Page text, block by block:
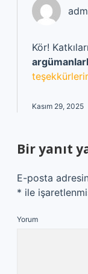
Kör!
Kasım 29, 2025
Bir yanıt
E-posta
* ile
Yorum